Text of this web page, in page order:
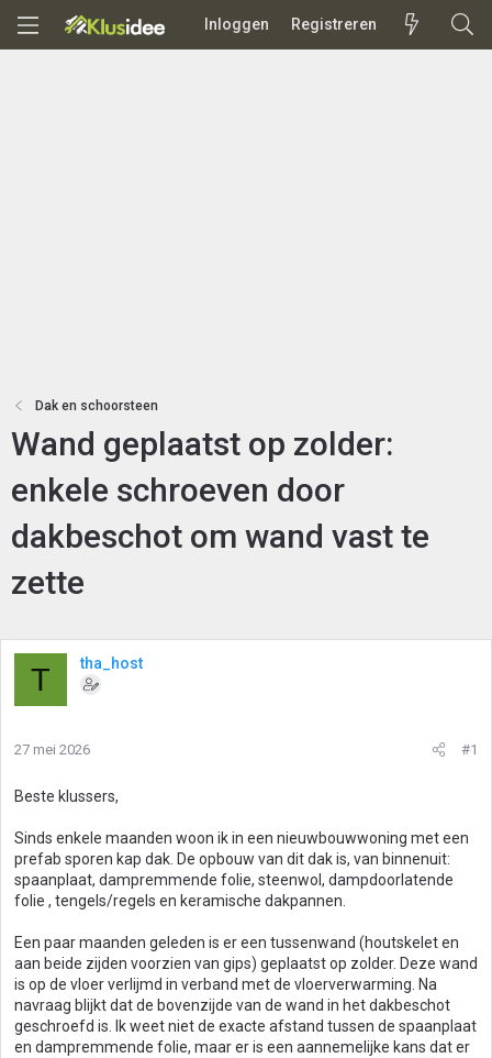
Inloggen Registreren
Dak en schoorsteen
Wand geplaatst op zolder:
enkele schroeven door
dakbeschot om wand vast te
zette
T tha_host
27 mei 2026 #1
Beste klussers,
Sinds enkele maanden woon ik in een nieuwbouwwoning met een
prefab sporen kap dak. De opbouw van dit dak is, van binnenuit:
spaanplaat, dampremmende folie, steenwol, dampdoorlatende
folie , tengels/regels en keramische dakpannen.
Een paar maanden geleden is er een tussenwand (houtskelet en
aan beide zijden voorzien van gips) geplaatst op zolder. Deze wand
is op de vloer verlijmd in verband met de vloerverwarming. Na
navraag blijkt dat de bovenzijde van de wand in het dakbeschot
geschroefd is. Ik weet niet de exacte afstand tussen de spaanplaat
en dampremmende folie, maar er is een aannemelijke kans dat er